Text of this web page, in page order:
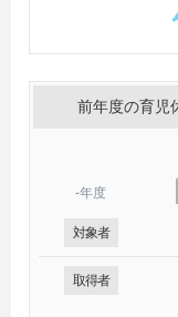
前年度の育児
-年度
対象者
取得者